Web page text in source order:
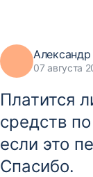
Александр
07 августа
Платится
средств
если это
Спасибо.